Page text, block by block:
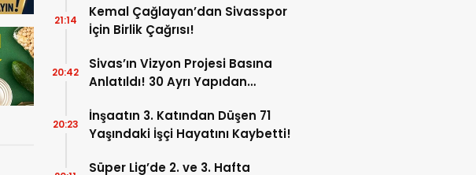
Kemal Çağlayan’dan Sivasspor
İçin Birlik Çağrısı!
21:14
Sivas’ın Vizyon Projesi Basına
Anlatıldı! 30 Ayrı Yapıdan
20:42
İnşaatın 3. Katından Düşen 71
Yaşındaki İşçi Hayatını Kaybetti!
20:23
Süper Lig’de 2. ve 3. Hafta